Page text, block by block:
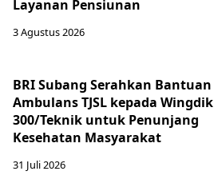
Layanan Pensiunan
3 Agustus 2026
BRI Subang Serahkan Bantuan
Ambulans TJSL kepada Wingdik
300/Teknik untuk Penunjang
Kesehatan Masyarakat ​
31 Juli 2026